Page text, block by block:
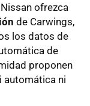
ofrezca
de Carwings,
los datos de
de
proponen
automática ni